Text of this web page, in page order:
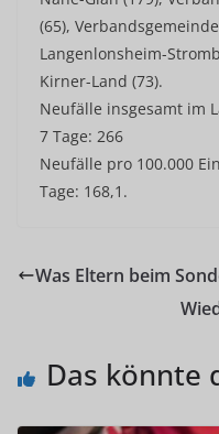
(65), Verbandsgemeinde
Langenlonsheim-
Kirner-Land (73).
Neufälle insgesamt im
7 Tage: 266
Neufälle pro 100.000
Tage: 168,1.
Was Eltern beim
Das könnte